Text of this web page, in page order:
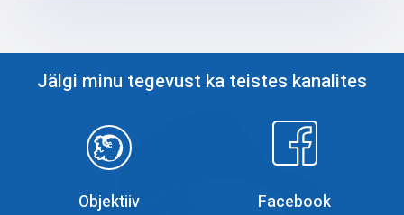
Jälgi minu tegevust ka teistes kanalites
Objektiiv
Objektiiv
Facebook
Facebook